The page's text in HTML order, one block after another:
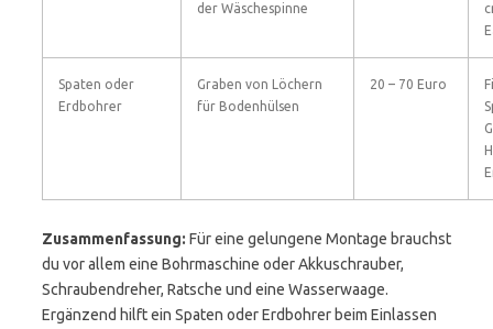
der Wäschespinne
Spaten oder
Erdbohrer
Graben von Löchern
für Bodenhülsen
20 – 70 Euro
Zusammenfassung: Für eine gelungene Montage brauchst
du vor allem eine Bohrmaschine oder Akkuschrauber,
Schraubendreher, Ratsche und eine Wasserwaage.
Ergänzend hilft ein Spaten oder Erdbohrer beim Einlassen